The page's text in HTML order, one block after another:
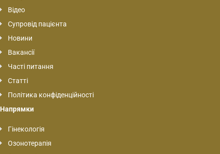
Відео
Супровід пацієнта
Новини
Вакансії
Часті питання
Статті
Політика конфіденційності
Напрямки
Гінекологія
Озонотерапія